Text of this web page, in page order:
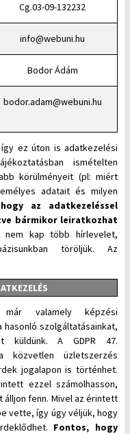
Cg.03-09-132232
info@webuni.hu
Bodor Ádám
bodor.adam@webuni.hu
ez úton is adatkezelési
ismételten
körülményeit (pl: miért
adatait és milyen
az adatkezeléssel
bármikor leiratkozhat
kap több hírlevelet,
töröljük. Az
valamely képzési
szolgáltatásainkat,
küldünk. A GDPR 47.
közvetlen üzletszerzés
jogalapon is történhet.
ezzel számolhasson,
fenn. Mivel az érintett
vette, így úgy véljük, hogy
Fontos, hogy